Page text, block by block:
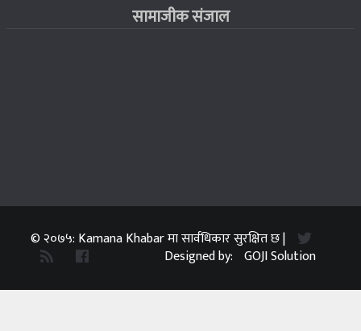
सामाजीक संजाल
© २०७५: Kamana Khabar मा सार्वधिकार सुरक्षित छ |
Designed by: GOJI Solution